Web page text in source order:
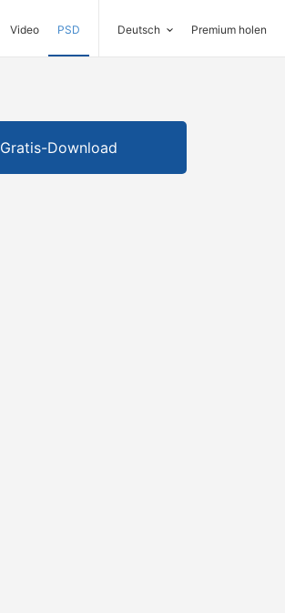
Video PSD Deutsch Premium holen
Gratis-Download